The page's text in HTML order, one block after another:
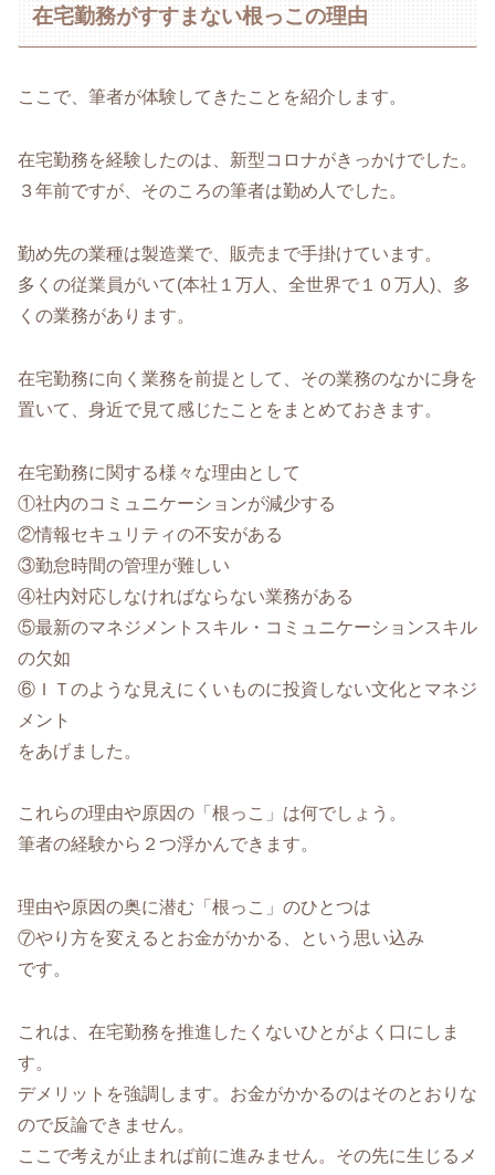
在宅勤務がすすまない根っこの理由
ここで、筆者が体験してきたことを紹介します。
在宅勤務を経験したのは、新型コロナがきっかけでした。
３年前ですが、そのころの筆者は勤め人でした。
勤め先の業種は製造業で、販売まで手掛けています。
多くの従業員がいて(本社１万人、全世界で１０万人)、多
くの業務があります。
在宅勤務に向く業務を前提として、その業務のなかに身を
置いて、身近で見て感じたことをまとめておきます。
在宅勤務に関する様々な理由として
①社内のコミュニケーションが減少する
②情報セキュリティの不安がある
③勤怠時間の管理が難しい
④社内対応しなければならない業務がある
⑤最新のマネジメントスキル・コミュニケーションスキル
の欠如
⑥ＩＴのような見えにくいものに投資しない文化とマネジ
メント
をあげました。
これらの理由や原因の「根っこ」は何でしょう。
筆者の経験から２つ浮かんできます。
理由や原因の奥に潜む「根っこ」のひとつは
⑦やり方を変えるとお金がかかる、という思い込み
です。
これは、在宅勤務を推進したくないひとがよく口にしま
す。
デメリットを強調します。お金がかかるのはそのとおりな
ので反論できません。
ここで考えが止まれば前に進みません。その先に生じるメ